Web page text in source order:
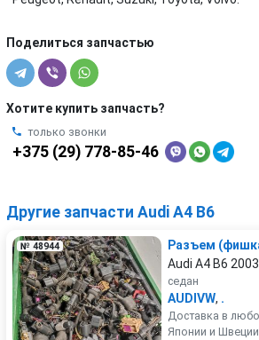
Поделиться запчастью
Хотите купить запчасть?
только звонки
+375 (29) 778-85-46
Другие запчасти Audi A4 B6
№ 48944
Разъем
Audi A4 B6 2003
седан
AUDIVW, .
Доставка в
Японии и